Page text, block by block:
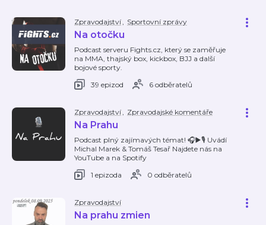
Zpravodajství, Sportovní zprávy
Na otočku
Podcast serveru Fights.cz, který se zaměřuje
na MMA, thajský box, kickbox, BJJ a další
bojové sporty.
39 epizod
6 odběratelů
Zpravodajství, Zpravodajské komentáře
Na Prahu
Podcast plný zajímavých témat! 🎧▶️🎙️ Uvádí
Michal Marek & Tomáš Tesař Najdete nás na
YouTube a na Spotify
1 epizoda
0 odběratelů
Zpravodajství
Na prahu zmien